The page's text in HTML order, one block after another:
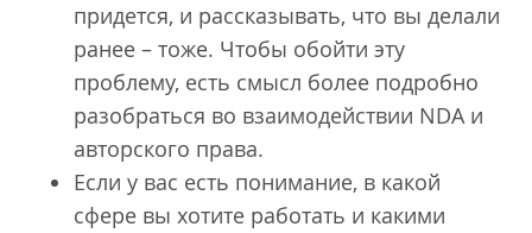
придется, и рассказывать, что вы делали
ранее – тоже. Чтобы обойти эту
проблему, есть смысл более подробно
разобраться во взаимодействии NDA и
авторского права.
Если у вас есть понимание, в какой
сфере вы хотите работать и какими